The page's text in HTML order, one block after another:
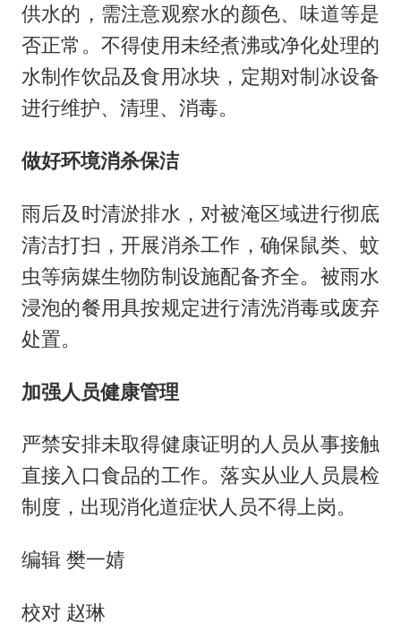
供水的，需注意观察水的颜色、味道等是
否正常。不得使用未经煮沸或净化处理的
水制作饮品及食用冰块，定期对制冰设备
进行维护、清理、消毒。
做好环境消杀保洁
雨后及时清淤排水，对被淹区域进行彻底
清洁打扫，开展消杀工作，确保鼠类、蚊
虫等病媒生物防制设施配备齐全。被雨水
浸泡的餐用具按规定进行清洗消毒或废弃
处置。
加强人员健康管理
严禁安排未取得健康证明的人员从事接触
直接入口食品的工作。落实从业人员晨检
制度，出现消化道症状人员不得上岗。
编辑 樊一婧
校对 赵琳